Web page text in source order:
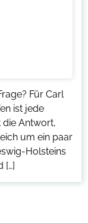
Für Carl
ist jede
die Antwort,
um ein paar
Holsteins
[…]